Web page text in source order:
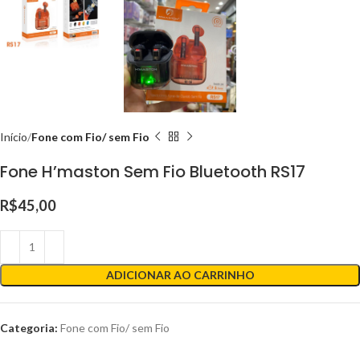
Início Fone com Fio/ sem Fio
Fone H’maston Sem Fio Bluetooth RS17
R$45,00
ADICIONAR AO CARRINHO
Categoria: Fone com Fio/ sem Fio